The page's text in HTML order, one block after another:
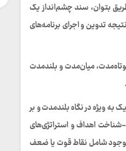
بتوان، سند چشم‌انداز یک
تدوین و اجرای برنامه‌های
میان‌مدت و بلندمدت
و ارائه شد، برنامه‌ریزی استراتژیک به ویژه در نگاه بلندمدت و بر
اساس تحلیل محیط داخلی و خارجی، مولفه‌هایی را شامل می‌شود که عبارتند از: ۱- تعیین و تدوین اهداف آتی سازمان ۲-شناخت اهداف و استراتژی‌های
۴- تجزیه و تحلیل منابع و امکانات سازمان ۵-شناخت وضع موجود شامل نقاط قوت یا ضعف